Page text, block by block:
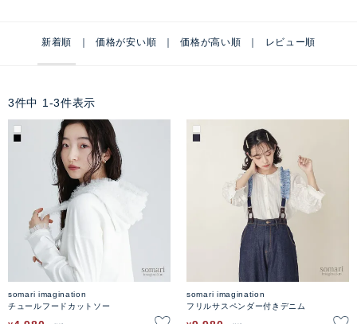
新着順 価格が安い順 価格が高い順 レビュー順
3件中 1 -3件表示
somari imagination
チュールフードカットソー
somari imagination
フリルサスペンダー付きデニム